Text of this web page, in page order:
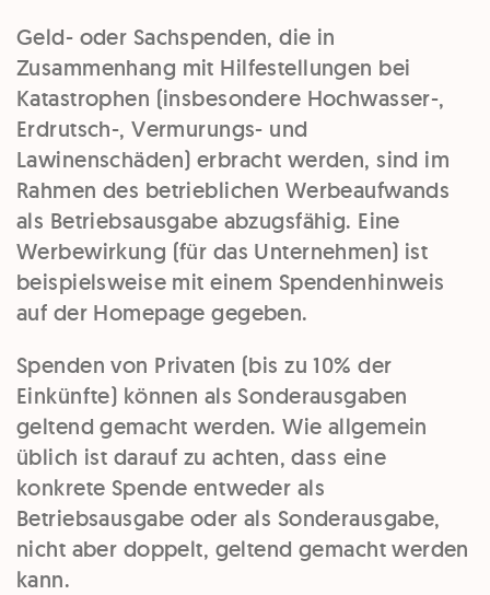
Geld- oder Sachspenden, die in
Zusammenhang mit Hilfestellungen bei
Katastrophen (insbesondere Hochwasser-,
Erdrutsch-, Vermurungs- und
Lawinenschäden) erbracht werden, sind im
Rahmen des betrieblichen Werbeaufwands
als Betriebsausgabe abzugsfähig. Eine
Werbewirkung (für das Unternehmen) ist
beispielsweise mit einem Spendenhinweis
auf der Homepage gegeben.
Spenden von Privaten (bis zu 10% der
Einkünfte) können als Sonderausgaben
geltend gemacht werden. Wie allgemein
üblich ist darauf zu achten, dass eine
konkrete Spende entweder als
Betriebsausgabe oder als Sonderausgabe,
nicht aber doppelt, geltend gemacht werden
kann.